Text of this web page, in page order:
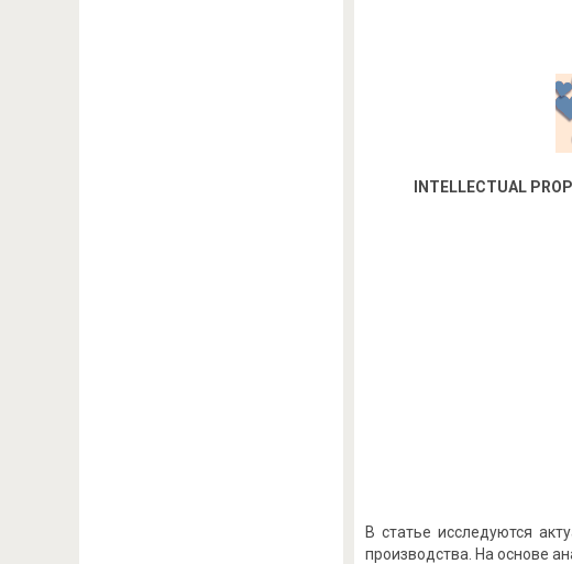
INTELLECTUAL
В статье исследуются
производства. На основе